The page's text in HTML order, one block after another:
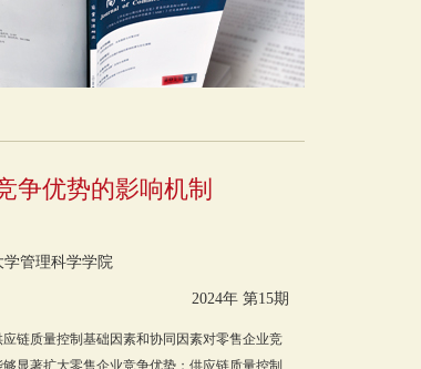
争优势的影响机制
管理科学学院
2024年 第15期
链质量控制基础因素和协同因素对零售企业竞
显著扩大零售企业竞争优势；供应链质量控制